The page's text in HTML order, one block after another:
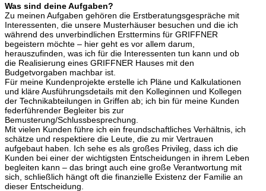
Was sind deine Aufgaben?
Zu meinen Aufgaben gehören die Erstberatungsgespräche mit
Interessenten, die unsere Musterhäuser besuchen und die ich
während des unverbindlichen Ersttermins für GRIFFNER
begeistern möchte – hier geht es vor allem darum,
herauszufinden, was ich für die Interessenten tun kann und ob
die Realisierung eines GRIFFNER Hauses mit den
Budgetvorgaben machbar ist.
Für meine Kundenprojekte erstelle ich Pläne und Kalkulationen
und kläre Ausführungsdetails mit den Kolleginnen und Kollegen
der Technikabteilungen in Griffen ab; ich bin für meine Kunden
federführender Begleiter bis zur
Bemusterung/Schlussbesprechung.
Mit vielen Kunden führe ich ein freundschaftliches Verhältnis, ich
schätze und respektiere die Leute, die zu mir Vertrauen
aufgebaut haben. Ich sehe es als großes Privileg, dass ich die
Kunden bei einer der wichtigsten Entscheidungen in ihrem Leben
begleiten kann – das bringt auch eine große Verantwortung mit
sich, schließlich hängt oft die finanzielle Existenz der Familie an
dieser Entscheidung.